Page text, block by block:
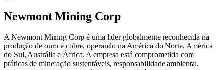
Newmont Mining Corp
A Newmont Mining Corp é uma líder globalmente reconhecida na
produção de ouro e cobre, operando na América do Norte, América
do Sul, Austrália e África. A empresa está comprometida com
práticas de mineração sustentáveis, responsabilidade ambiental,